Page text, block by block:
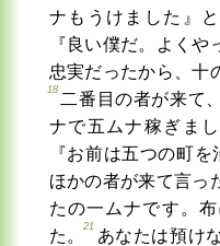
ナもうけました』
『良い僕だ。よく
忠実だったから、十
18
二番目の者が来て
ナで五ムナ稼ぎま
『お前は五つの町
ほかの者が来て言っ
たの一ムナです。
た。
21
あなたは預け